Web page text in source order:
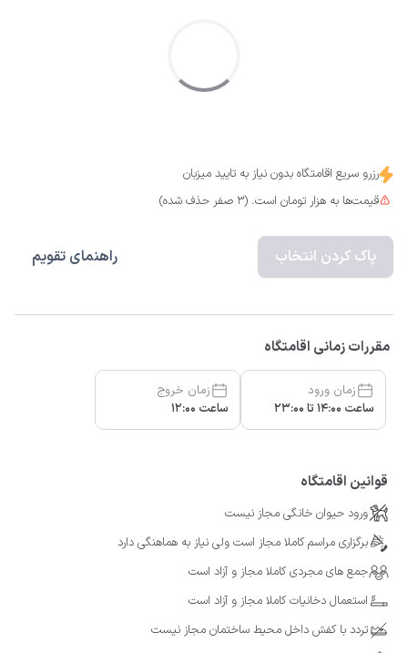
رزرو سریع اقامتگاه بدون نیاز به تایید میزبان
قیمت‌ها به هزار تومان است. (3 صفر حذف شده)
پاک کردن انتخاب راهنمای تقویم
مقررات زمانی اقامتگاه
زمان ورود
ساعت 14:00 تا 23:00
زمان خروج
ساعت 12:00
قوانین اقامتگاه
ورود حیوان خانگی مجاز نیست
برگزاری مراسم کاملا مجاز است ولی نیاز به هماهنگی دارد
جمع های مجردی کاملا مجاز و آزاد است
استعمال دخانیات کاملا مجاز و آزاد است
تردد با کفش داخل محیط ساختمان مجاز نیست